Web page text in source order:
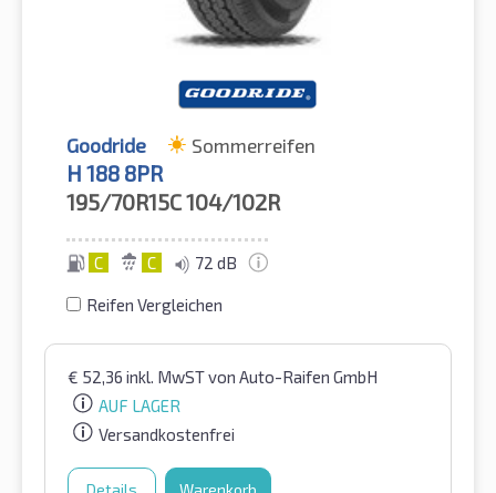
Goodride Sommerreifen
H 188 8PR
195/70R15C104/102R
C C 72 dB
Reifen Vergleichen
€ 52,36 inkl. MwSTvon Auto-Raifen GmbH
AUF LAGER
Versandkostenfrei
Details Warenkorb